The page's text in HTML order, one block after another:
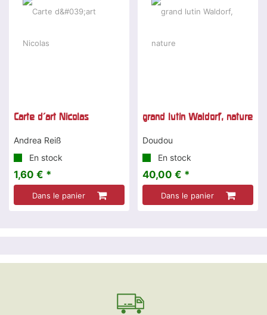
Carte d'art Nicolas
Andrea Reiß
En stock
1,60 € *
Dans le panier
grand lutin Waldorf, nature
Doudou
En stock
40,00 € *
Dans le panier